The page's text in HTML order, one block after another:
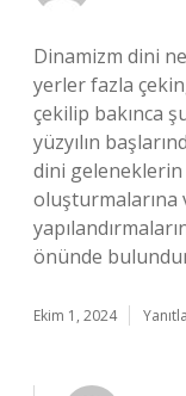
Dinamizm dini
yerler fazla
çekilip bakınca
yüzyılın
dini geleneklerin
oluşturmalarına
önünde
Ekim 1, 2024 Yanıtla